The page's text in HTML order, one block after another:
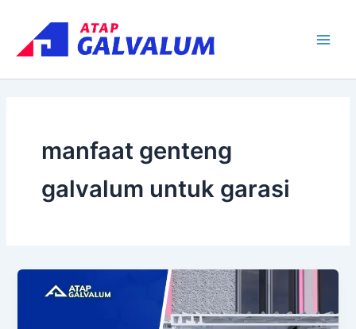
content
manfaat genteng
galvalum untuk garasi